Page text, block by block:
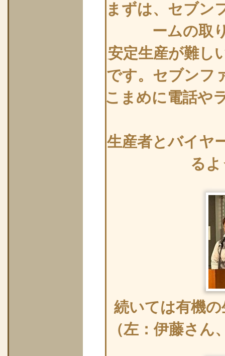
まずは、セブン
ームの取
安定生産が難し
です。セブンフ
こまめに電話や
生産者とバイヤ
る
続いては有機
（左：伊藤さ